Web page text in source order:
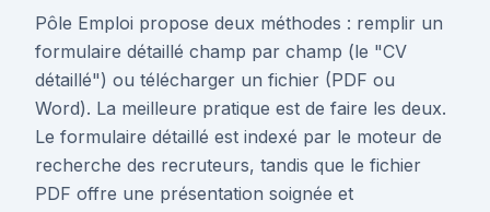
Pôle Emploi propose deux méthodes : remplir un
formulaire détaillé champ par champ (le "CV
détaillé") ou télécharger un fichier (PDF ou
Word). La meilleure pratique est de faire les deux.
Le formulaire détaillé est indexé par le moteur de
recherche des recruteurs, tandis que le fichier
PDF offre une présentation soignée et